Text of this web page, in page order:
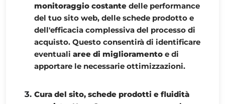
monitoraggio costante delle performance
del tuo sito web, delle schede prodotto e
dell'efficacia complessiva del processo di
acquisto. Questo consentirà di identificare
eventuali aree di miglioramento e di
apportare le necessarie ottimizzazioni.
Cura del sito, schede prodotti e fluidità